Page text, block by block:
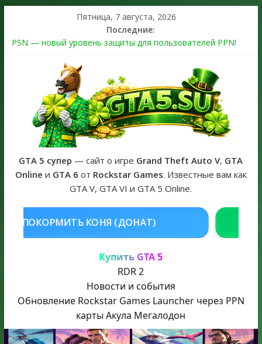
Пятница, 7 августа, 2026
Последние:
PSN — новый уровень защиты для пользователей PPN!
The Kortz Center Heist выйдет в GTA Online уже 14 июля
Регистрация в Rockstar Games Social Club ошибка #1.500.7:
как зарегистрировать аккаунт и войти без проблем в 2026
Получайте особые награды в GTA Online по программе
Fine Art Collector
GTA 6 официальная обложка игры и Предзаказ Grand Theft
Auto VI
GTA 5 супер — сайт о игре Grand Theft Auto V, GTA
Online и GTA 6 от Rockstar Games. Известные вам как
GTA V, GTA VI и GTA 5 Online.
(ДОНАТ)
Купить GTA 5
RDR 2
Новости и события
Обновление Rockstar Games Launcher через PPN
карты Акула Мегалодон